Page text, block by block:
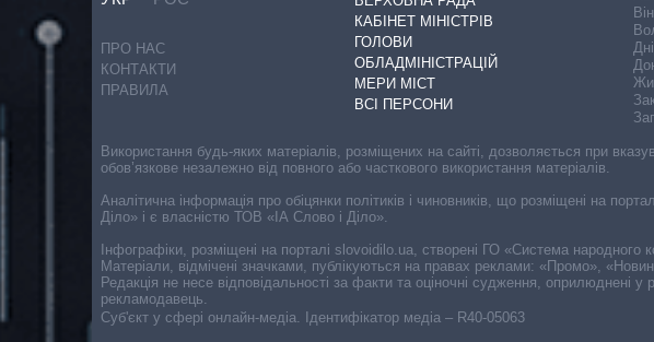
ПРО НАС
КОНТАКТИ
ПРАВИЛА
КАБІНЕТ МІНІСТРІВ
ГОЛОВИ
ОБЛАДМІНІСТРАЦІЙ
МЕРИ МІСТ
ВСІ ПЕРСОНИ
Cуб'єкт у сфері онлайн-медіа. Ідентифікатор медіа – R40-05063
Використання будь-яких матеріалів, розміщених на сайті, дозволяється при
обов’язкове незалежно від повного або часткового використання матеріалів.
Аналітична інформація про обіцянки політиків і чиновників, що розміщені на
Діло» і є власністю ТОВ «ІА Слово і Діло».
Інфографіки, розміщені на порталі slovoidilo.ua, створені ГО «Система
Матеріали, відмічені значками, публікуються на правах реклами: «Промо»,
Редакція не несе відповідальності за факти та оціночні судження, оприлюднені
рекламодавець.